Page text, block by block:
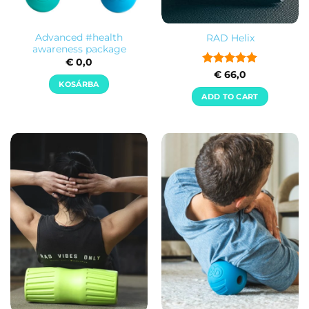
Advanced #health
awareness package
€ 0,0
KOSÁRBA
RAD Helix
Rated5
out of 5
€ 66,0
ADD TO CART